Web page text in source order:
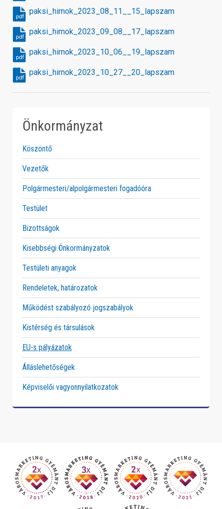
paksi_hirnok_2023_08_11__15_lapszam
pdf
paksi_hirnok_2023_09_08__17_lapszam
pdf
paksi_hirnok_2023_10_06__19_lapszam
pdf
paksi_hirnok_2023_10_27__20_lapszam
pdf
Önkormányzat
Köszöntő
Vezetők
Polgármesteri/alpolgármesteri fogadóóra
Testület
Bizottságok
Kisebbségi Önkormányzatok
Testületi anyagok
Rendeletek, határozatok
Működést szabályozó jogszabályok
Kistérség és társulások
EU-s pályázatok
Álláslehetőségek
Képviselői vagyonnyilatkozatok